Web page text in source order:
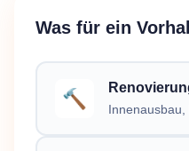
Was für ein
🔨